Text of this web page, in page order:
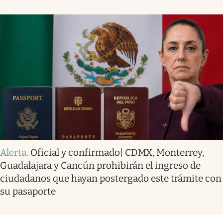
Alerta. Oficial y confirmado| CDMX, Monterrey,
Guadalajara y Cancún prohibirán el ingreso de
ciudadanos que hayan postergado este trámite con
su pasaporte